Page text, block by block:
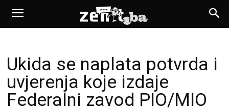
Ukida se naplata potvrda i
uvjerenja koje izdaje
Federalni zavod PIO/MIO